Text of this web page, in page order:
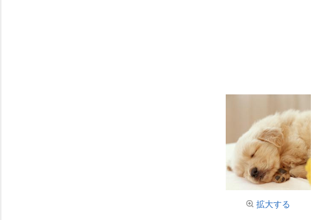
拡大する